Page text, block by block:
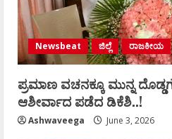
Newsbeat ಜಿಲ್ಲೆ ರಾಜಕೀಯ
ಪ್ರಮಾಣ ವಚನಕ್ಕೂ ಮುನ್ನ
ಆಶೀರ್ವಾದ ಪಡೆದ ಡಿಕೆಶಿ..!
Ashwaveega June 3, 2026